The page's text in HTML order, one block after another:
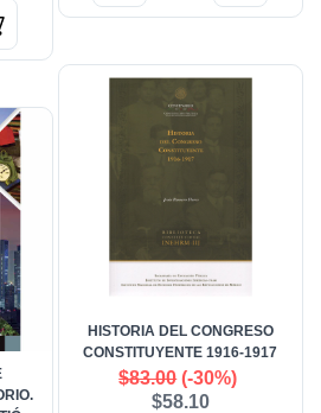
HISTORIA DEL CONGRESO
CONSTITUYENTE 1916-1917
$83.00(-30%)
$58.10